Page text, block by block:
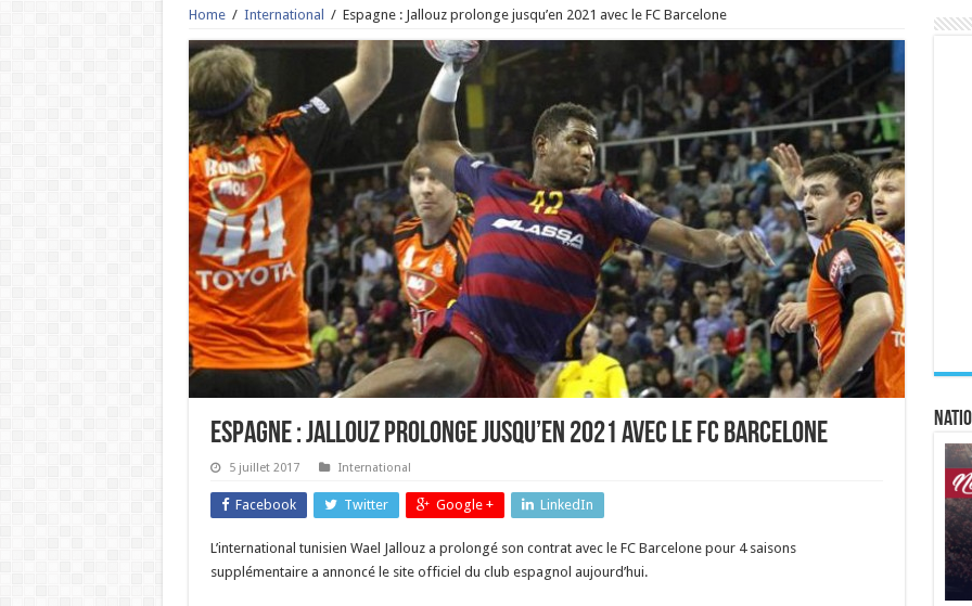
Home / International / Espagne : Jallouz prolonge jusqu’en 2021 avec le FC Barcelone
Espagne : Jallouz prolonge jusqu’en 2021 avec le FC Barcelone
5 juillet 2017 International
Facebook Twitter Google + LinkedIn
L’international tunisien Wael Jallouz a prolongé son contrat avec le FC Barcelone pour 4 saisons
supplémentaire a annoncé le site officiel du club espagnol aujourd’hui.